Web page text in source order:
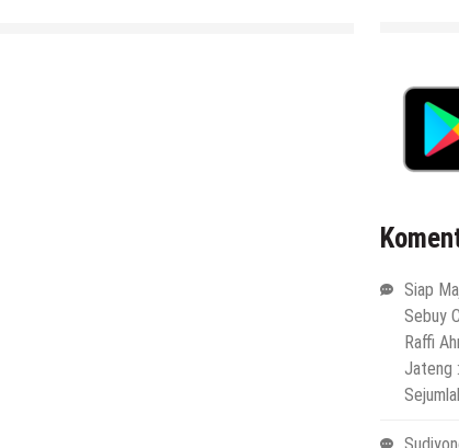
Siap
Sebuy
Raffi
Jateng